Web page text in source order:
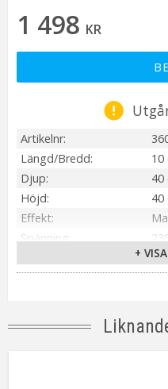
1 498 KR
Artikelnr
Längd/Bredd
10
Djup
40
Höjd
40
Effekt
Spänning
Sockel
+